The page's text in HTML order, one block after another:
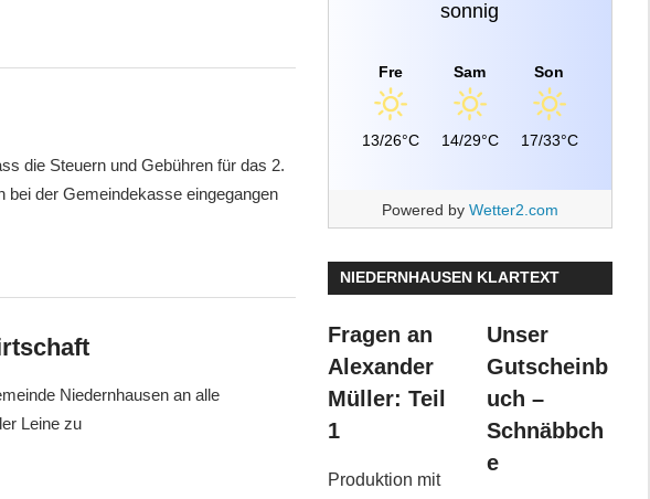
die Steuern und Gebühren für das 2.
bei der Gemeindekasse eingegangen
Niedernhausen an alle
Leine zu
sonnig
Fre
13/26°C
Sam
14/29°C
Son
17/33°C
Powered by Wetter2.com
NIEDERNHAUSEN KLARTEXT
Fragen an
Alexander
Müller: Teil
1
Produktion mit
Unser
Gutscheinb
uch –
Schnäbbch
e